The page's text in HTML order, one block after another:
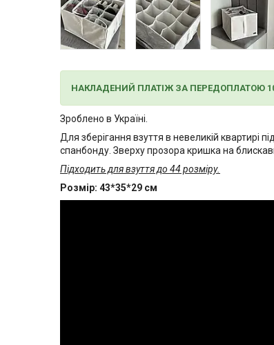
НАКЛАДЕНИЙ ПЛАТІЖ ЗА ПЕРЕДОПЛАТОЮ
Зроблено в Україні.
Для зберігання взуття в невеликій квартирі
спанбонду. Зверху прозора кришка на
Підходить для взуття до 44 розміру.
Розмір: 43*35*29 см